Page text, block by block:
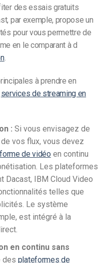
des essais gratuits
par exemple, propose un
pour vous permettre de
en le comparant à d
.
à prendre en
services de streaming en
: Si vous envisagez de
vos flux, vous devez
de vidéo en continu
Les plateformes
Dacast, IBM Cloud Video
telles que
Le système
est intégré à la
en continu sans
des plateformes de